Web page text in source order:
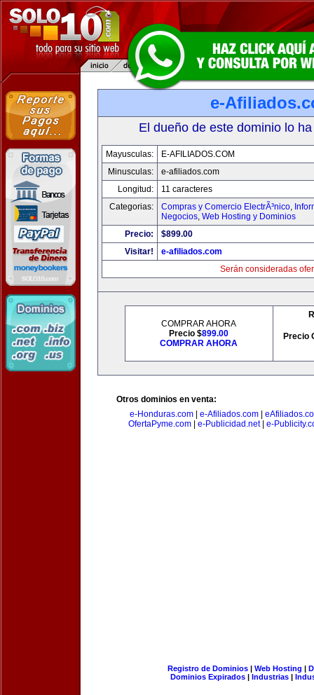
e-
El dueño de este dominio lo
Mayusculas:
E-AFILIADOS.COM
Minusculas:
e-afiliados.com
Longitud:
11 caracteres
Categorias:
Compras y Comercio ElectrÃ³nico,
Negocios, Web Hosting y Dominios
Precio:
$899.00
Visitar!
e-afiliados.com
Serán consideradas
COMPRAR AHORA
Precio $899.00
COMPRAR AHORA
Precio
Otros dominios en venta:
e-Honduras.com| e-Afiliados.com|
OfertaPyme.com| e-Publicidad.net| e-
Registro de Dominios| Web Hosting |
Dominios Expirados | Industrias |